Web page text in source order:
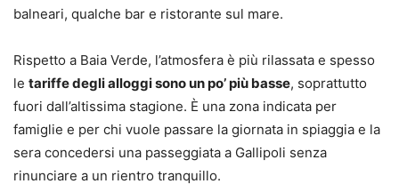
balneari, qualche bar e ristorante sul mare.
Rispetto a Baia Verde, l’atmosfera è più rilassata e spesso
le tariffe degli alloggi sono un po’ più basse, soprattutto
fuori dall’altissima stagione. È una zona indicata per
famiglie e per chi vuole passare la giornata in spiaggia e la
sera concedersi una passeggiata a Gallipoli senza
rinunciare a un rientro tranquillo.